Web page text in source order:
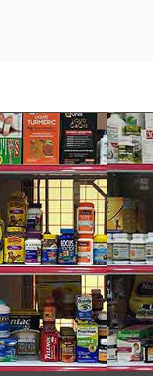
bản và tốt cho
hoặc chất